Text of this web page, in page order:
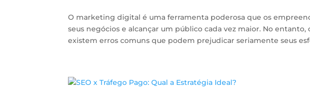
O marketing digital é uma ferramenta poderosa que os
seus negócios e alcançar um público cada vez maior. No
existem erros comuns que podem prejudicar seriamente seus